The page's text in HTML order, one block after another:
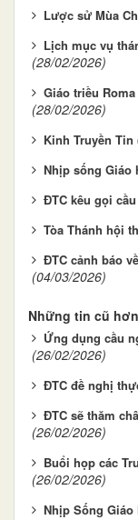
Lược sử Mùa
Lịch mục vụ
(28/02/2026)
Giáo triều
(28/02/2026)
Kinh Truyền Tin
Nhịp sống Giáo
ĐTC kêu gọi
Tòa Thánh hội
ĐTC cảnh báo
(04/03/2026)
Những tin cũ hơn
Ứng dụng cầu
(26/02/2026)
ĐTC đề nghị
ĐTC sẽ thăm
(26/02/2026)
Buổi họp các
(26/02/2026)
Nhịp Sống Giáo